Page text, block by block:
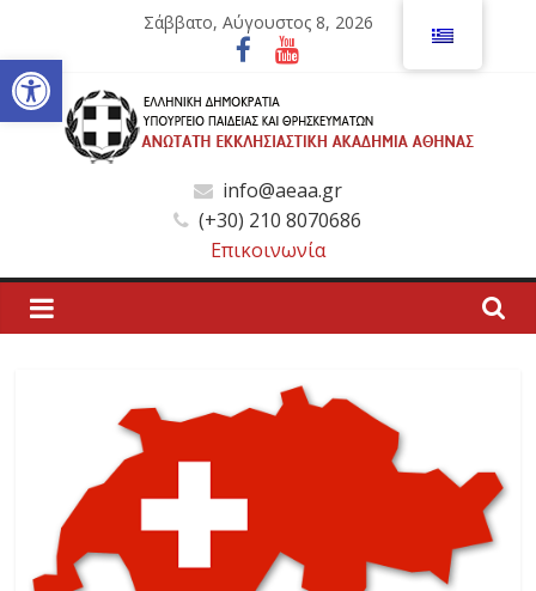
Ανοίξτε τη γραμμή εργαλείων
περιεχόμενο
Σάββατο, Αύγουστος 8, 2026
Ανώτατη
Εκκλησιαστική
Ακαδημία
Αθηνών
Εκκλησιαστική
Ακαδημία
Αθηνών
info@aeaa.gr
(+30) 210 8070686
Επικοινωνία